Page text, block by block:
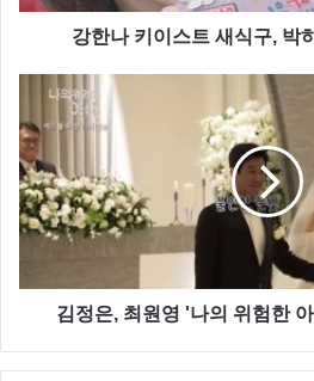
강한나 키이스트 새식구, 박
김정은, 최원영 '나의 위험한